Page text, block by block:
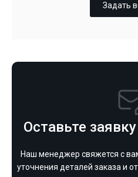
Задать
Оставьте
Наш менеджер свяжется с
уточнения деталей заказа и